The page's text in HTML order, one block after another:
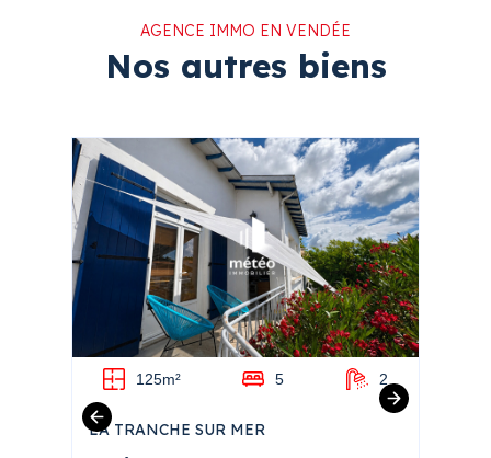
AGENCE IMMO EN VENDÉE
Nos autres biens
125m² 5 2
LA TRANCHE SUR MER